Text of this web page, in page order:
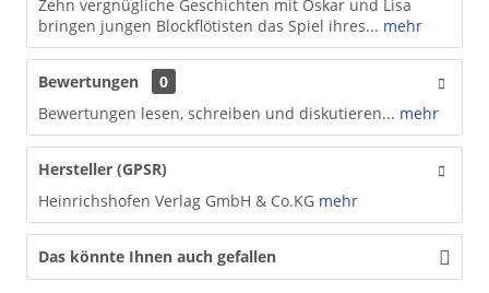
Zehn vergnügliche Geschichten mit Oskar und Lisa
bringen jungen Blockflötisten das Spiel ihres... mehr
Bewertungen
0
Bewertungen lesen, schreiben und diskutieren... mehr
Hersteller (GPSR)
Heinrichshofen Verlag GmbH & Co.KG mehr
Das könnte Ihnen auch gefallen